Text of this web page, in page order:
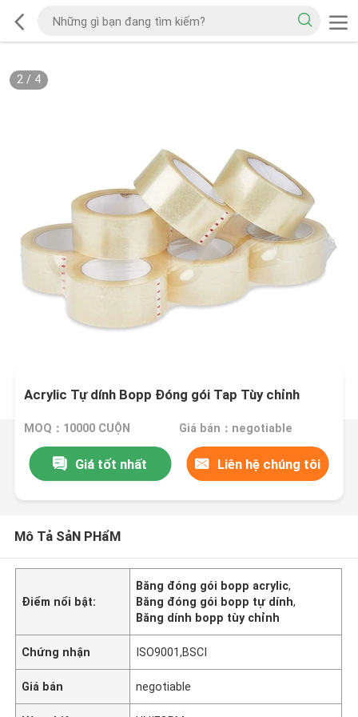
2/ 4
Acrylic Tự dính Bopp Đóng gói Tap Tùy chỉnh
MOQ：10000 CUỘN Giá bán：negotiable
Giá tốt nhất Liên hệ chúng tôi
Mô Tả SảN PHẩM
Điểm nổi bật:
Băng đóng gói bopp acrylic,
Băng đóng gói bopp tự dính,
Băng dính bopp tùy chỉnh
Chứng nhận ISO9001,BSCI
Giá bán negotiable